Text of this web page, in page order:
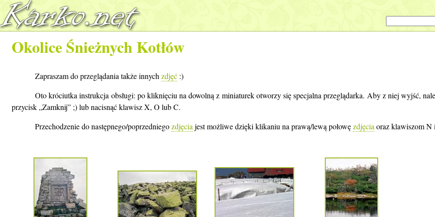
Okolice Śnieżnych Kotłów
Zapraszam do przeglądania także innych zdjęć :)
Oto króciutka instrukcja obsługi: po kliknięciu na dowolną z miniaturek otworzy się specjalna przeglądarka. Aby z niej wyjść,
przycisk „Zamknij” ;) lub nacisnąć klawisz X, O lub C.
Przechodzenie do następnego/poprzedniegozdjęcia jest możliwe dzięki klikaniu na prawą/lewą połowęzdjęcia oraz klawiszom N